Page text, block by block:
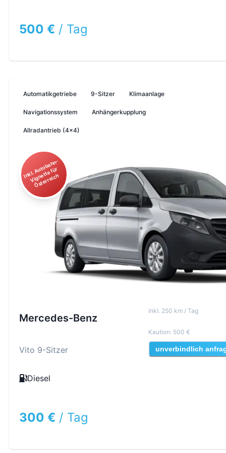
500 € / Tag
Automatikgetriebe 9-Sitzer Klimaanlage
Navigationssystem Anhängerkupplung
Allradantrieb (4x4)
I
n
kl.
A
ut
o
b
a
h
n
-
Vi
g
n
ett
e f
ür
Ö
st
err
ei
c
h
Mercedes-Benz
Vito 9-Sitzer
Diesel
300 € / Tag
inkl. 250 km / Tag
Kaution: 500 €
unverbindlich